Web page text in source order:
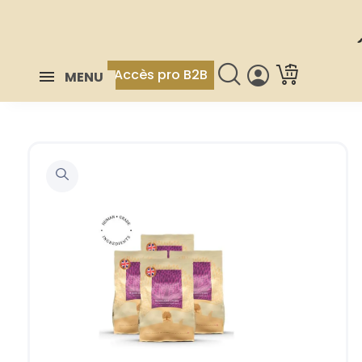
MENU Accès pro B2B